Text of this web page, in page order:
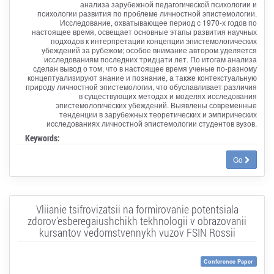
анализа зарубежной педагогической психологии и
психологии развития по проблеме личностной эпистемологии.
Исследование, охватывающее период с 1970-х годов по
настоящее время, освещает основные этапы развития научных
подходов к интерпретации концепции эпистемологических
убеждений за рубежом; особое внимание автором уделяется
исследованиям последних тридцати лет. По итогам анализа
сделан вывод о том, что в настоящее время ученые по-разному
концептуализируют знание и познание, а также контекстуальную
природу личностной эпистемологии, что обуславливает различия
в существующих методах и моделях исследования
эпистемологических убеждений. Выявлены современные
тенденции в зарубежных теоретических и эмпирических
исследованиях личностной эпистемологии студентов вузов.
Keywords:
Go
Vliianie tsifrovizatsii na formirovanie potentsiala
zdorov'esberegaiushchikh tekhnologii v obrazovanii
kursantov vedomstvennykh vuzov FSIN Rossii
Conference Paper